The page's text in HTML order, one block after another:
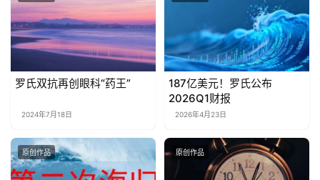
罗氏双抗再创眼科“药王”
2024年7月18日
187亿美元！罗氏公布
2026Q1财报
2026年4月23日
原创作品 原创作品